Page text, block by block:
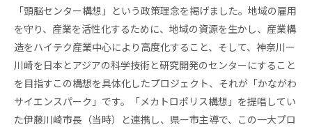
「頭脳センター構想」という政策理念を掲げました。地域の雇用
を守り、産業を活性化するために、地域の資源を生かし、産業構
造をハイテク産業中心により高度化すること、そして、神奈川ー
川崎を日本とアジアの科学技術と研究開発のセンターにすること
を目指すこの構想を具体化したプロジェクト、それが「かながわ
サイエンスパーク」です。「メカトロポリス構想」を提唱してい
た伊藤川崎市長（当時）と連携し、県ー市主導で、この一大プロ